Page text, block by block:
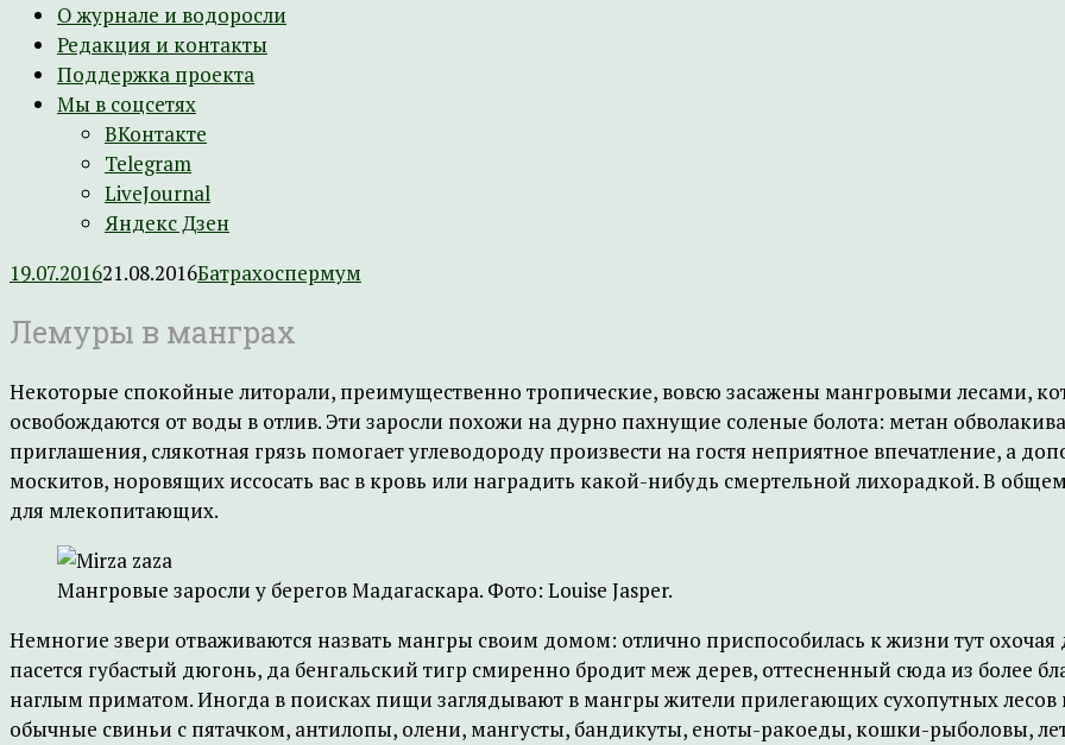
О журнале и водоросли
Редакция и контакты
Поддержка проекта
Мы в соцсетях
ВКонтакте
Telegram
LiveJournal
Яндекс Дзен
19.07.201621.08.2016Батрахоспермум
Лемуры в манграх
Некоторые спокойные литорали, преимущественно тропические, вовсю засажены мангровыми лесами,
освобождаются от воды в отлив. Эти заросли похожи на дурно пахнущие соленые болота: метан
приглашения, слякотная грязь помогает углеводороду произвести на гостя неприятное впечатление, а
москитов, норовящих иссосать вас в кровь или наградить какой-нибудь смертельной лихорадкой. В
для млекопитающих.
Мангровые заросли у берегов Мадагаскара. Фото: Louise Jasper.
Немногие звери отваживаются назвать мангры своим домом: отлично приспособилась к жизни тут охочая
пасется губастый дюгонь, да бенгальский тигр смиренно бродит меж дерев, оттесненный сюда из более
наглым приматом. Иногда в поисках пищи заглядывают в мангры жители прилегающих сухопутных
обычные свиньи с пятачком, антилопы, олени, мангусты, бандикуты, еноты-ракоеды, кошки-рыболовы,